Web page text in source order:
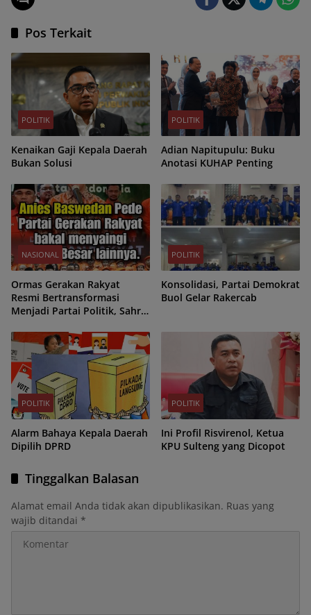
Pos Terkait
POLITIK
Kenaikan Gaji Kepala Daerah
Bukan Solusi
POLITIK
Adian Napitupulu: Buku
Anotasi KUHAP Penting
NASIONAL
Ormas Gerakan Rakyat
Resmi Bertransformasi
Menjadi Partai Politik, Sahrin
POLITIK
Konsolidasi, Partai Demokrat
Buol Gelar Rakercab
POLITIK
Alarm Bahaya Kepala Daerah
Dipilih DPRD
POLITIK
Ini Profil Risvirenol, Ketua
KPU Sulteng yang Dicopot
Tinggalkan Balasan
Alamat email Anda tidak akan dipublikasikan. Ruas yang
wajib ditandai *